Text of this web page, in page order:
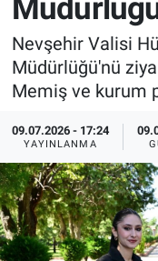
Nevşehir Valisi
Müdürlüğü'nü
Memiş ve kurum
09.07.2026 - 17:24
YAYINLANMA
Sağlık
Yerel
Genel
Asayiş
İlan - Duyuru-
Türkiye
Sizden
Yaşam
Sağlık
İlan - Duyuru-
Türkiye
Sizden